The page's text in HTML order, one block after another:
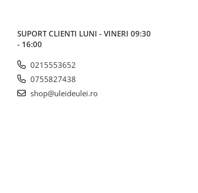
SUPORT CLIENTI LUNI - VINERI 09:30
- 16:00
0215553652
0755827438
shop@uleideulei.ro